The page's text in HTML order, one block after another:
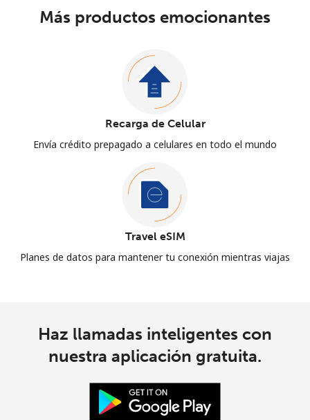
Más productos emocionantes
Recarga de Celular
Envía crédito prepagado a celulares en todo el mundo
Travel eSIM
Planes de datos para mantener tu conexión mientras viajas
Haz llamadas inteligentes con
nuestra aplicación gratuita.